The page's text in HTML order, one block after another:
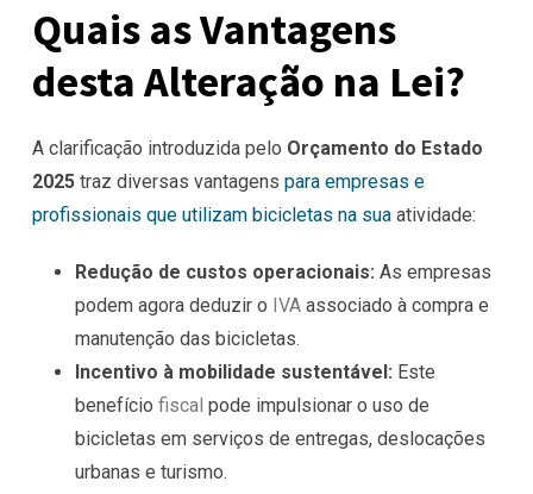
Quais as Vantagens
desta Alteração na Lei?
A clarificação introduzida pelo Orçamento do Estado
2025 traz diversas vantagens para empresas e
profissionais que utilizam bicicletas na sua atividade:
Redução de custos operacionais: As empresas
podem agora deduzir o IVA associado à compra e
manutenção das bicicletas.
Incentivo à mobilidade sustentável: Este
benefício fiscal pode impulsionar o uso de
bicicletas em serviços de entregas, deslocações
urbanas e turismo.